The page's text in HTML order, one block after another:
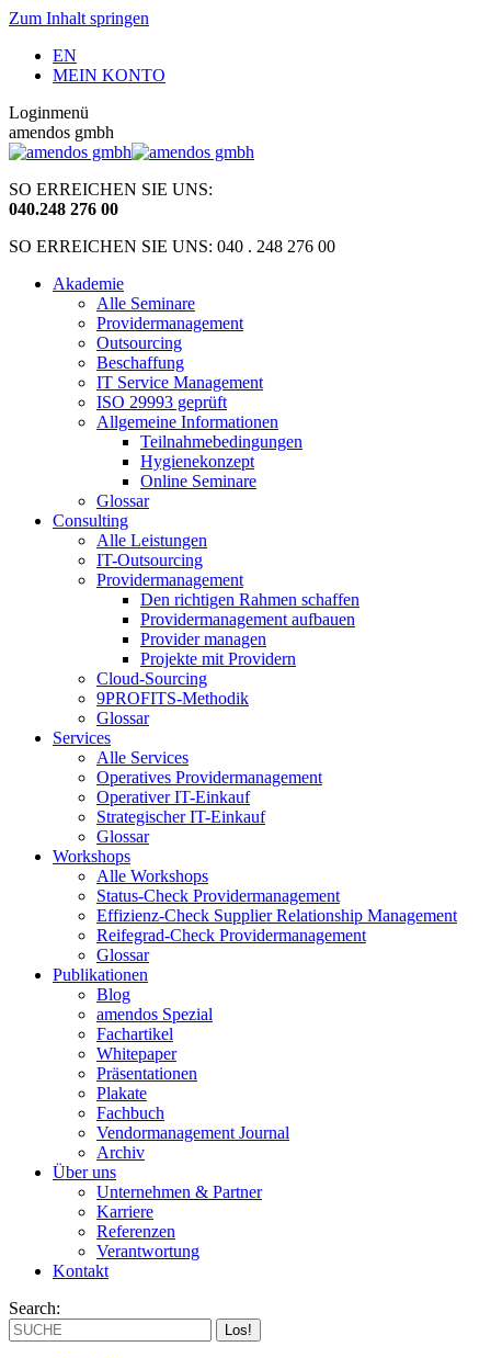
Zum Inhalt springen
EN
MEIN KONTO
Loginmenü
amendos gmbh
SO ERREICHEN SIE UNS:
040.248 276 00
SO ERREICHEN SIE UNS: 040 . 248 276 00
Akademie
Alle Seminare
Providermanagement
Outsourcing
Beschaffung
IT Service Management
ISO 29993 geprüft
Allgemeine Informationen
Teilnahmebedingungen
Hygienekonzept
Online Seminare
Glossar
Consulting
Alle Leistungen
IT-Outsourcing
Providermanagement
Den richtigen Rahmen schaffen
Providermanagement aufbauen
Provider managen
Projekte mit Providern
Cloud-Sourcing
9PROFITS-Methodik
Glossar
Services
Alle Services
Operatives Providermanagement
Operativer IT-Einkauf
Strategischer IT-Einkauf
Glossar
Workshops
Alle Workshops
Status-Check Providermanagement
Effizienz-Check Supplier Relationship Management
Reifegrad-Check Providermanagement
Glossar
Publikationen
Blog
amendos Spezial
Fachartikel
Whitepaper
Präsentationen
Plakate
Fachbuch
Vendormanagement Journal
Archiv
Über uns
Unternehmen & Partner
Karriere
Referenzen
Verantwortung
Kontakt
Search: